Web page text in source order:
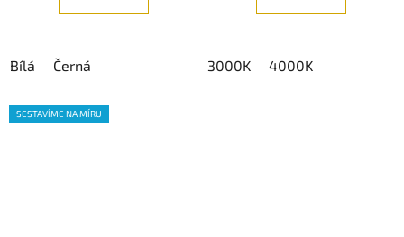
Bílá Černá 3000K 4000K
SESTAVÍME NA MÍRU